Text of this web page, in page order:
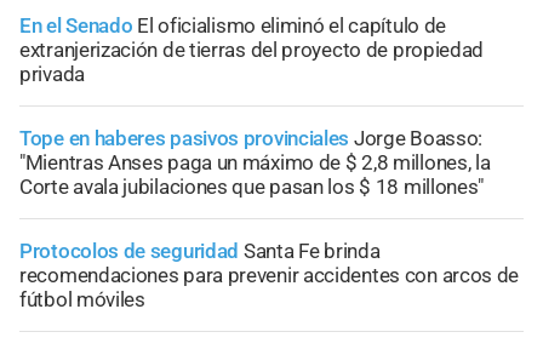
En el Senado El oficialismo eliminó el capítulo de
extranjerización de tierras del proyecto de propiedad
privada
Tope en haberes pasivos provinciales Jorge Boasso:
"Mientras Anses paga un máximo de $ 2,8 millones, la
Corte avala jubilaciones que pasan los $ 18 millones"
Protocolos de seguridad Santa Fe brinda
recomendaciones para prevenir accidentes con arcos de
fútbol móviles